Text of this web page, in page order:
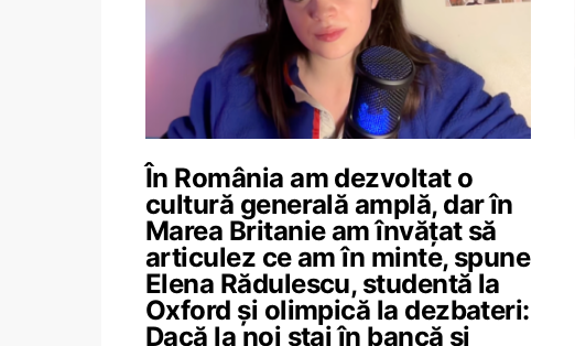
În România am dezvoltat o
cultură generală amplă, dar în
Marea Britanie am învățat să
articulez ce am în minte, spune
Elena Rădulescu, studentă la
Oxford și olimpică la dezbateri:
Dacă la noi stai în bancă și